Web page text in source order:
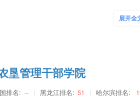
的关键；不断深化改革，是搞好学校各方
辉煌的业绩为振兴垦区、全面建设小康社
展开全
垦管理干部学院
排名: -- 黑龙江排名: 51 哈尔滨排名: